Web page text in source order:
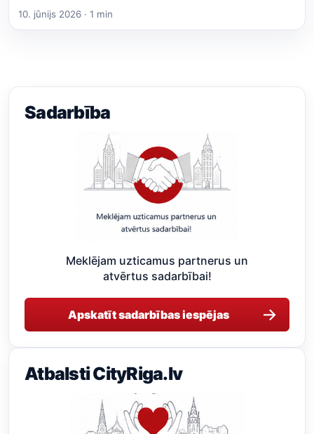
10. jūnijs 2026 · 1 min
Sadarbība
Meklējam uzticamus partnerus un
atvērtus sadarbībai!
Apskatīt sadarbības iespējas →
Atbalsti CityRiga.lv